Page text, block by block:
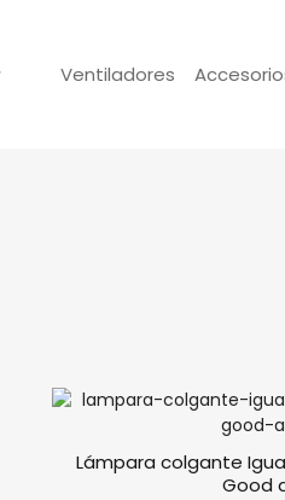
Ventiladores
Lámpara colgante
Good